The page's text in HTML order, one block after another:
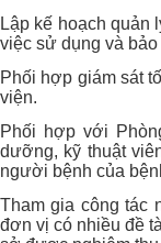
Lập kế hoạch quản
việc sử dụng và
Phối hợp giám sát
viện.
Phối hợp với
dưỡng, kỹ thuật
người bệnh của
Tham gia công tác
đơn vị có nhiều đề